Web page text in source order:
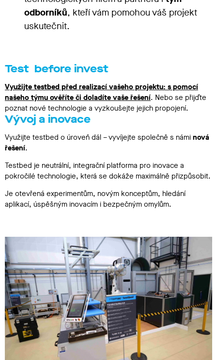
odborníků, kteří vám pomohou váš projekt
uskutečnit.
Test before invest
Využijte testbed před realizací vašeho projektu: s pomocí
našeho týmu ověříte či doladíte vaše řešení. Nebo se přijďte
poznat nové technologie a vyzkoušejte jejich propojení.
Vývoj a inovace
Využijte testbed o úroveň dál – vyvíjejte společně s námi nová
řešení.
Testbed je neutrální, integrační platforma pro inovace a
pokročilé technologie, která se dokáže maximálně přizpůsobit.
Je otevřená experimentům, novým konceptům, hledání
aplikací, úspěšným inovacím i bezpečným omylům.